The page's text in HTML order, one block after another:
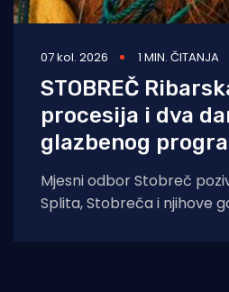
07 kol. 2026 1 MIN. ČITANJA
STOBREČ
procesija i dva
glazbenog
Mjesni odbor Stobreč
Splita, Stobreča i njihove